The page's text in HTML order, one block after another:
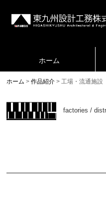
ホーム
ホーム 作品紹介 工場・流通施設
factories /